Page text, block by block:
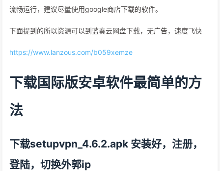
流畅运行，建议尽量使用google商店下载的软件。
下面提到的所以资源可以到蓝奏云网盘下载，无广告，速度飞快
https://www.lanzous.com/b059xemze
下载国际版安卓软件最简单的方
法
下载setupvpn_4.6.2.apk 安装好，注册，
登陆，切换外郭ip